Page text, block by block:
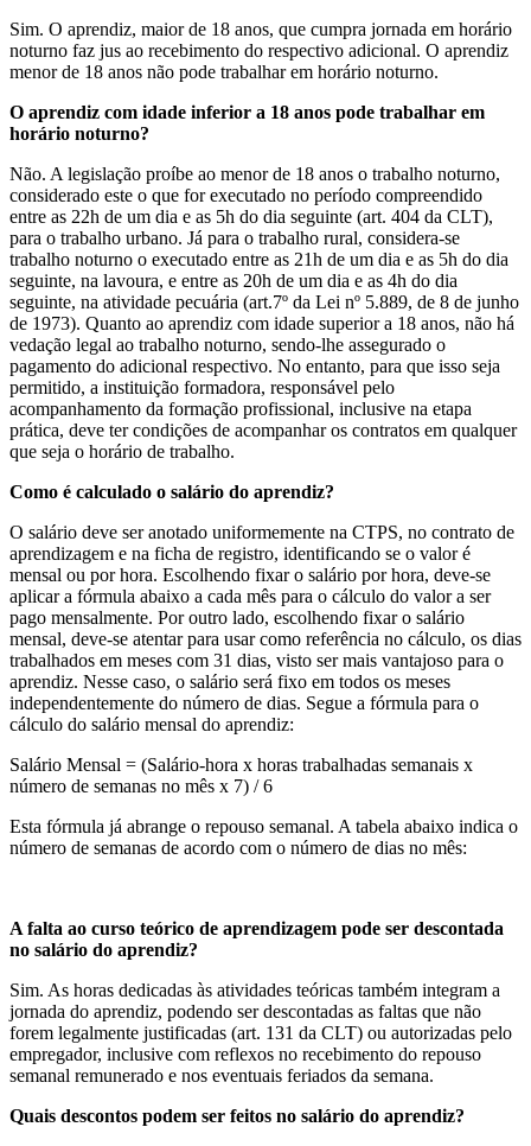
Sim. O aprendiz, maior de 18 anos, que cumpra jornada em horário
noturno faz jus ao recebimento do respectivo adicional. O aprendiz
menor de 18 anos não pode trabalhar em horário noturno.
O aprendiz com idade inferior a 18 anos pode trabalhar em
horário noturno?
Não. A legislação proíbe ao menor de 18 anos o trabalho noturno,
considerado este o que for executado no período compreendido
entre as 22h de um dia e as 5h do dia seguinte (art. 404 da CLT),
para o trabalho urbano. Já para o trabalho rural, considera-se
trabalho noturno o executado entre as 21h de um dia e as 5h do dia
seguinte, na lavoura, e entre as 20h de um dia e as 4h do dia
seguinte, na atividade pecuária (art.7º da Lei nº 5.889, de 8 de junho
de 1973). Quanto ao aprendiz com idade superior a 18 anos, não há
vedação legal ao trabalho noturno, sendo-lhe assegurado o
pagamento do adicional respectivo. No entanto, para que isso seja
permitido, a instituição formadora, responsável pelo
acompanhamento da formação profissional, inclusive na etapa
prática, deve ter condições de acompanhar os contratos em qualquer
que seja o horário de trabalho.
Como é calculado o salário do aprendiz?
O salário deve ser anotado uniformemente na CTPS, no contrato de
aprendizagem e na ficha de registro, identificando se o valor é
mensal ou por hora. Escolhendo fixar o salário por hora, deve-se
aplicar a fórmula abaixo a cada mês para o cálculo do valor a ser
pago mensalmente. Por outro lado, escolhendo fixar o salário
mensal, deve-se atentar para usar como referência no cálculo, os dias
trabalhados em meses com 31 dias, visto ser mais vantajoso para o
aprendiz. Nesse caso, o salário será fixo em todos os meses
independentemente do número de dias. Segue a fórmula para o
cálculo do salário mensal do aprendiz:
Salário Mensal = (Salário-hora x horas trabalhadas semanais x
número de semanas no mês x 7) / 6
Esta fórmula já abrange o repouso semanal. A tabela abaixo indica o
número de semanas de acordo com o número de dias no mês:
A falta ao curso teórico de aprendizagem pode ser descontada
no salário do aprendiz?
Sim. As horas dedicadas às atividades teóricas também integram a
jornada do aprendiz, podendo ser descontadas as faltas que não
forem legalmente justificadas (art. 131 da CLT) ou autorizadas pelo
empregador, inclusive com reflexos no recebimento do repouso
semanal remunerado e nos eventuais feriados da semana.
Quais descontos podem ser feitos no salário do aprendiz?